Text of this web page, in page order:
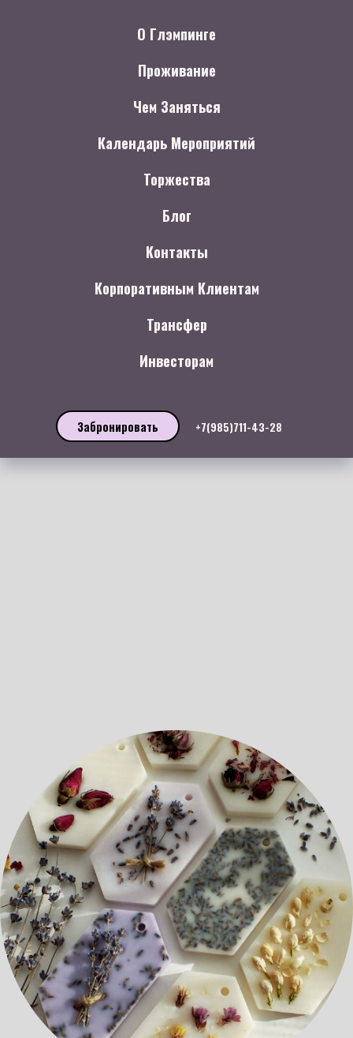
О Глэмпинге
Проживание
Чем Заняться
Календарь Мероприятий
Торжества
Блог
Контакты
Корпоративным Клиентам
Трансфер
Инвесторам
Забронировать +7(985)711-43-28